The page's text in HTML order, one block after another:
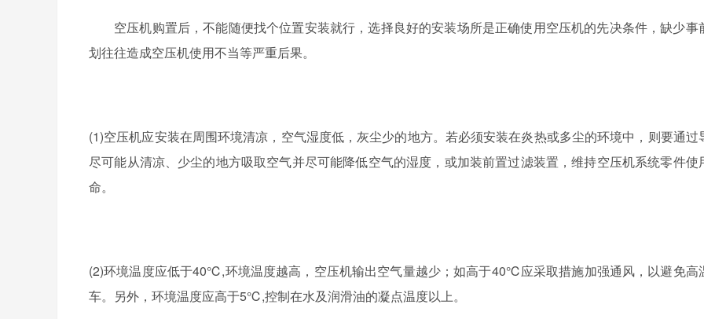
空压机购置后，不能随便找个位置安装就行，选择良好的安装场所是正确使用空压机的先决条件，缺少事
划往往造成空压机使用不当等严重后果。
(1)空压机应安装在周围环境清凉，空气湿度低，灰尘少的地方。若必须安装在炎热或多尘的环境中，则要通过
尽可能从清凉、少尘的地方吸取空气并尽可能降低空气的湿度，或加装前置过滤装置，维持空压机系统零件使
命。
(2)环境温度应低于40℃,环境温度越高，空压机输出空气量越少；如高于40℃应采取措施加强通风，以避免高
车。另外，环境温度应高于5℃,控制在水及润滑油的凝点温度以上。